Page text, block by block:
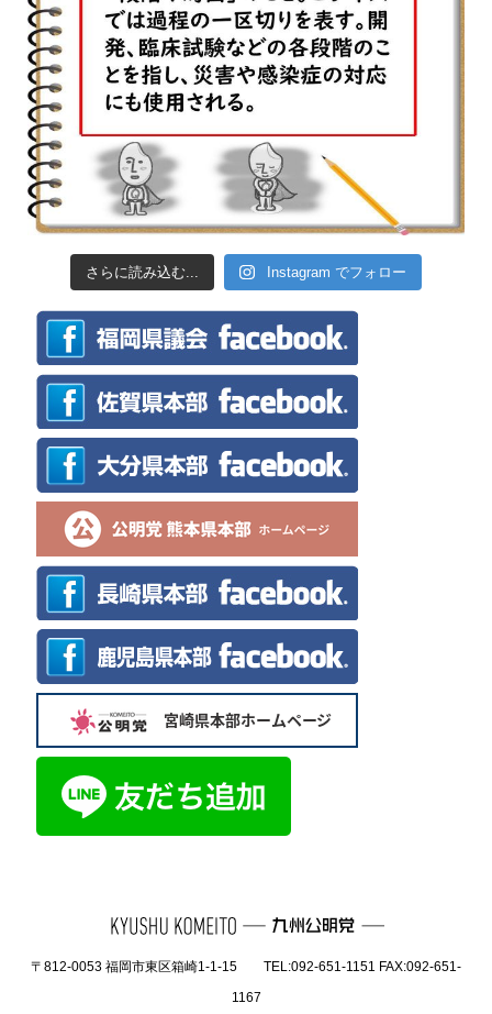
さらに読み込む... Instagram でフォロー
〒812-0053 福岡市東区箱崎1-1-15 TEL:092-651-1151 FAX:092-651-
1167